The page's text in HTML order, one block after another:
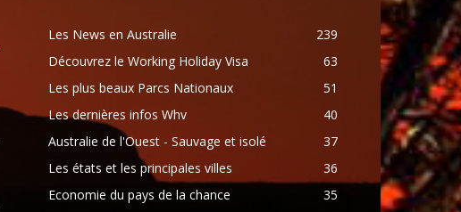
Les News en Australie
239
Découvrez le Working Holiday Visa
63
Les plus beaux Parcs Nationaux
51
Les dernières infos Whv
40
Australie de l'Ouest - Sauvage et isolé
37
Les états et les principales villes
36
Economie du pays de la chance
35